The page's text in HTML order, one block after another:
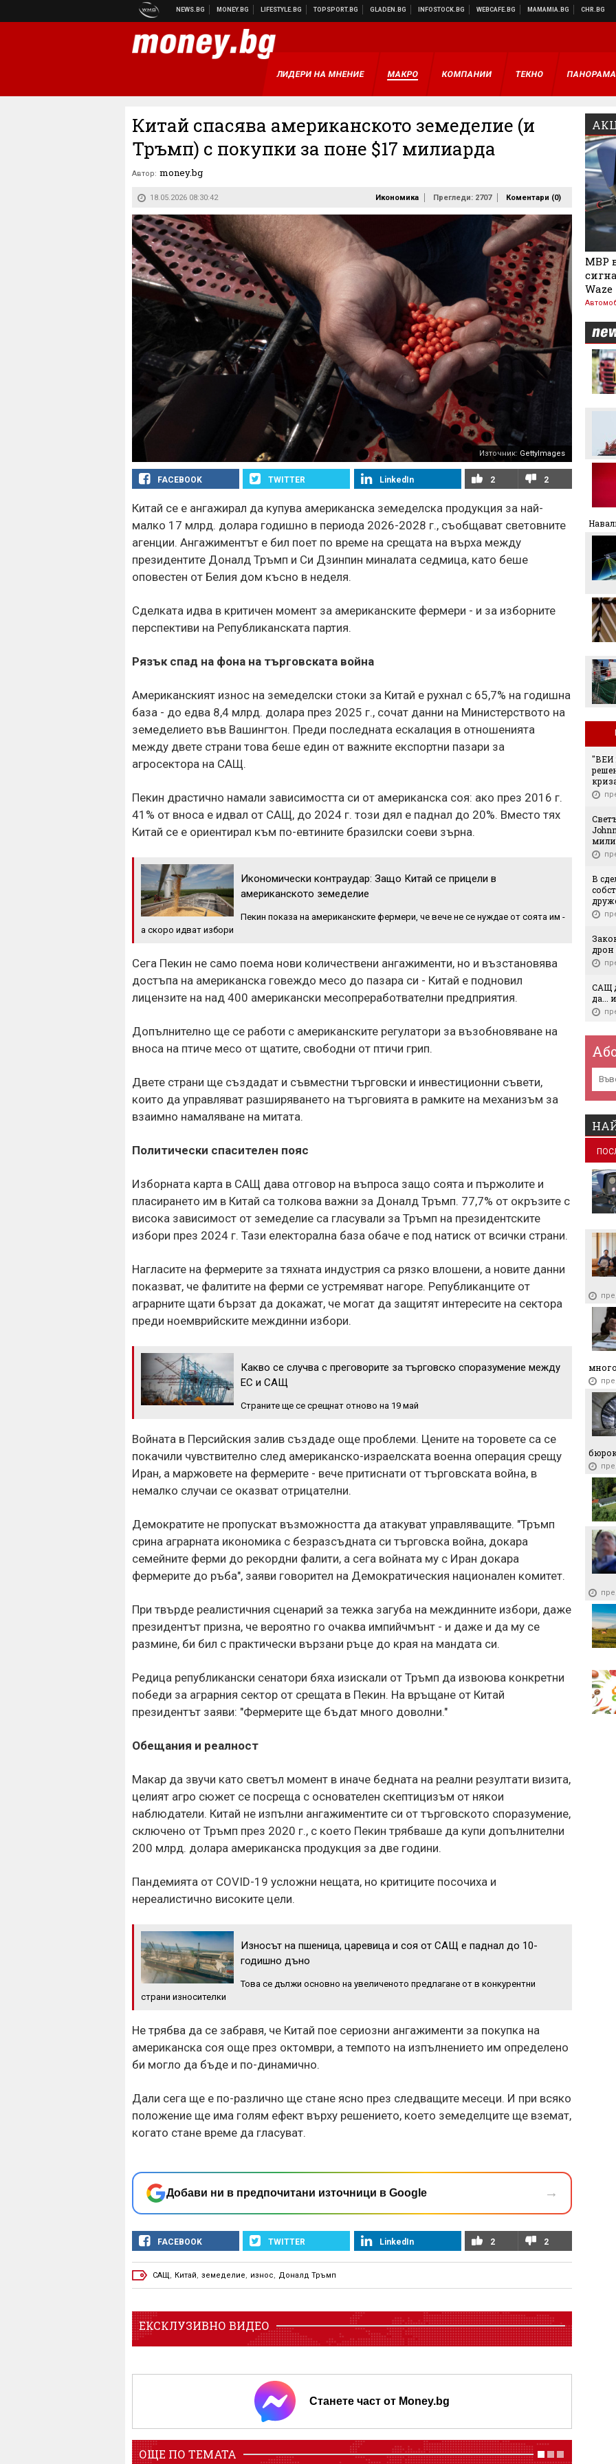
ЛИДЕРИ НА МНЕНИЕ МАКРО КОМПАНИИ ТЕКНО ПАНОРАМА
Китай спасява американското земеделие (и
Тръмп) с покупки за поне $17 милиарда
Автор: money.bg
18.05.2026 08:30:42 Икономика Прегледи: 2707 Коментари (0)
Източник: GettyImages
FACEBOOK TWITTER LinkedIn 2 2
Китай се е ангажирал да купува американска земеделска продукция за най-
малко 17 млрд. долара годишно в периода 2026-2028 г., съобщават световните
агенции. Ангажиментът е бил поет по време на срещата на върха между
президентите Доналд Тръмп и Си Дзинпин миналата седмица, като беше
оповестен от Белия дом късно в неделя.
Сделката идва в критичен момент за американските фермери - и за изборните
перспективи на Републиканската партия.
Рязък спад на фона на търговската война
Американският износ на земеделски стоки за Китай е рухнал с 65,7% на годишна
база - до едва 8,4 млрд. долара през 2025 г., сочат данни на Министерството на
земеделието във Вашингтон. Преди последната ескалация в отношенията
между двете страни това беше един от важните експортни пазари за
агросектора на САЩ.
Пекин драстично намали зависимостта си от американска соя: ако през 2016 г.
41% от вноса е идвал от САЩ, до 2024 г. този дял е паднал до 20%. Вместо тях
Китай се е ориентирал към по-евтините бразилски соеви зърна.
Икономически контраудар: Защо Китай се прицели в
американското земеделие
Пекин показа на американските фермери, че вече не се нуждае от соята им -
а скоро идват избори
Сега Пекин не само поема нови количествени ангажименти, но и възстановява
достъпа на американска говеждо месо до пазара си - Китай е подновил
лицензите на над 400 американски месопреработвателни предприятия.
Допълнително ще се работи с американските регулатори за възобновяване на
вноса на птиче месо от щатите, свободни от птичи грип.
Двете страни ще създадат и съвместни търговски и инвестиционни съвети,
които да управляват разширяването на търговията в рамките на механизъм за
взаимно намаляване на митата.
Политически спасителен пояс
Изборната карта в САЩ дава отговор на въпроса защо соята и пържолите и
пласирането им в Китай са толкова важни за Доналд Тръмп. 77,7% от окръзите с
висока зависимост от земеделие са гласували за Тръмп на президентските
избори през 2024 г. Тази електорална база обаче е под натиск от всички страни.
Нагласите на фермерите за тяхната индустрия са рязко влошени, а новите данни
показват, че фалитите на ферми се устремяват нагоре. Републиканците от
аграрните щати бързат да докажат, че могат да защитят интересите на сектора
преди ноемврийските междинни избори.
Какво се случва с преговорите за търговско споразумение между
ЕС и САЩ
Страните ще се срещнат отново на 19 май
Войната в Персийския залив създаде още проблеми. Цените на торовете са се
покачили чувствително след американско-израелската военна операция срещу
Иран, а маржовете на фермерите - вече притиснати от търговската война, в
немалко случаи се оказват отрицателни.
Демократите не пропускат възможността да атакуват управляващите. "Тръмп
срина аграрната икономика с безразсъдната си търговска война, докара
семейните ферми до рекордни фалити, а сега войната му с Иран докара
фермерите до ръба", заяви говорител на Демократическия национален комитет.
При твърде реалистичния сценарий за тежка загуба на междинните избори, даже
президентът призна, че вероятно го очаква импийчмънт - и даже и да му се
размине, би бил с практически вързани ръце до края на мандата си.
Редица републикански сенатори бяха изискали от Тръмп да извоюва конкретни
победи за аграрния сектор от срещата в Пекин. На връщане от Китай
президентът заяви: "Фермерите ще бъдат много доволни."
Обещания и реалност
Макар да звучи като светъл момент в иначе бедната на реални резултати визита,
целият агро сюжет се посреща с основателен скептицизъм от някои
наблюдатели. Китай не изпълни ангажиментите си от търговското споразумение,
сключено от Тръмп през 2020 г., с което Пекин трябваше да купи допълнителни
200 млрд. долара американска продукция за две години.
Пандемията от COVID-19 усложни нещата, но критиците посочиха и
нереалистично високите цели.
Износът на пшеница, царевица и соя от САЩ е паднал до 10-
годишно дъно
Това се дължи основно на увеличеното предлагане от в конкурентни
страни износителки
Не трябва да се забравя, че Китай пое сериозни ангажименти за покупка на
американска соя още през октомври, а темпото на изпълнението им определено
би могло да бъде и по-динамично.
Дали сега ще е по-различно ще стане ясно през следващите месеци. И при всяко
положение ще има голям ефект върху решението, което земеделците ще вземат,
когато стане време да гласуват.
Добави ни в предпочитани източници в Google →
FACEBOOK TWITTER LinkedIn 2 2
САЩ, Китай, земеделие, износ, Доналд Тръмп
ЕКСКЛУЗИВНО ВИДЕО
Станете част от Money.bg
ОЩЕ ПО ТЕМАТА
МВР
Waze
Никола Цолов: Гледам
напред с увереност
Манчестър Сити иска 80
милиона за Родри
Аржентина изрази
подкрепата си за Джани
Инфантино
Формула 1 планира
увеличена бройка на
спринтовите
състезания през 2027
национален отбор
"ВЕИ
В
дрон
САЩ
да...